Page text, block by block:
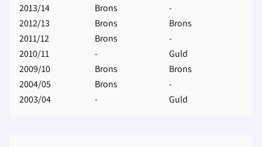
2013/14
Brons
-
2012/13
Brons
Brons
2011/12
Brons
-
2010/11
-
Guld
2009/10
Brons
Brons
2004/05
Brons
-
2003/04
- Guld